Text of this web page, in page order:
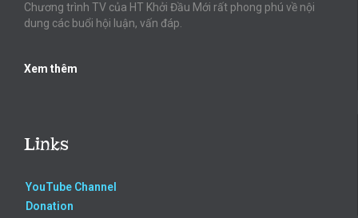
Chương trình TV của HT Khởi Đầu Mới rất phong phú về nội
dung các buổi hội luận, vấn đáp.
Xem thêm
Links
YouTube Channel
Donation